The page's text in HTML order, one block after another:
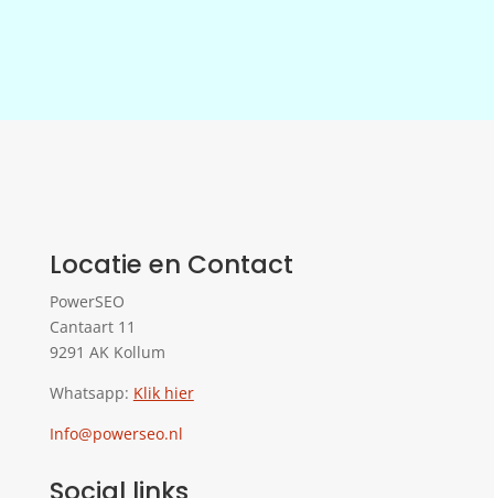
Locatie en Contact
PowerSEO
Cantaart 11
9291 AK Kollum
Whatsapp: Klik hier
Info@powerseo.nl